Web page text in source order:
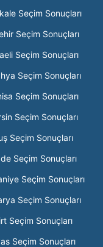
Seçim Sonuçları
Seçim Sonuçları
Seçim Sonuçları
Seçim Sonuçları
Seçim Sonuçları
Seçim Sonuçları
Seçim Sonuçları
Seçim Sonuçları
Seçim Sonuçları
Seçim Sonuçları
Seçim Sonuçları
Seçim Sonuçları